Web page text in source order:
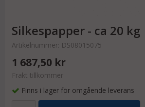
Silkespapper - ca 20 kg
Artikelnummer: DS08015075
1 687,50 kr
Frakt tillkommer
Finns i lager för omgående leverans